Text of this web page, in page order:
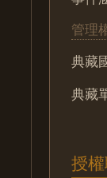
管理
典藏
典藏
授